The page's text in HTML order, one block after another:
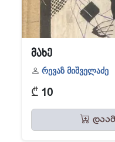
მახე
რევაზ მიშველაძე
₾ 10